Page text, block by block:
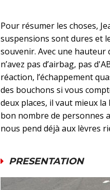
Pour résumer les choses,
suspensions sont dures et
souvenir. Avec une hauteur
n’avez pas d’airbag, pas
réaction, l’échappement
des bouchons si vous
deux places, il vaut mieux
bon nombre de personnes
nous pend déjà aux lèvres
PRESENTATION